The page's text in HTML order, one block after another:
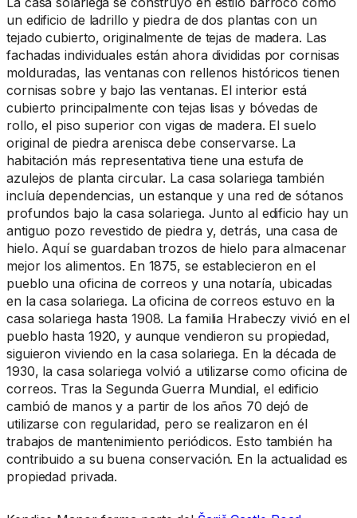
un edificio de ladrillo y piedra de dos plantas con un
tejado cubierto, originalmente de tejas de madera. Las
fachadas individuales están ahora divididas por cornisas
molduradas, las ventanas con rellenos históricos tienen
cornisas sobre y bajo las ventanas. El interior está
cubierto principalmente con tejas lisas y bóvedas de
rollo, el piso superior con vigas de madera. El suelo
original de piedra arenisca debe conservarse. La
habitación más representativa tiene una estufa de
azulejos de planta circular. La casa solariega también
incluía dependencias, un estanque y una red de sótanos
profundos bajo la casa solariega. Junto al edificio hay un
antiguo pozo revestido de piedra y, detrás, una casa de
hielo. Aquí se guardaban trozos de hielo para almacenar
mejor los alimentos. En 1875, se establecieron en el
pueblo una oficina de correos y una notaría, ubicadas
en la casa solariega. La oficina de correos estuvo en la
casa solariega hasta 1908. La familia Hrabeczy vivió en el
pueblo hasta 1920, y aunque vendieron su propiedad,
siguieron viviendo en la casa solariega. En la década de
1930, la casa solariega volvió a utilizarse como oficina de
correos. Tras la Segunda Guerra Mundial, el edificio
cambió de manos y a partir de los años 70 dejó de
utilizarse con regularidad, pero se realizaron en él
trabajos de mantenimiento periódicos. Esto también ha
contribuido a su buena conservación. En la actualidad es
propiedad privada.